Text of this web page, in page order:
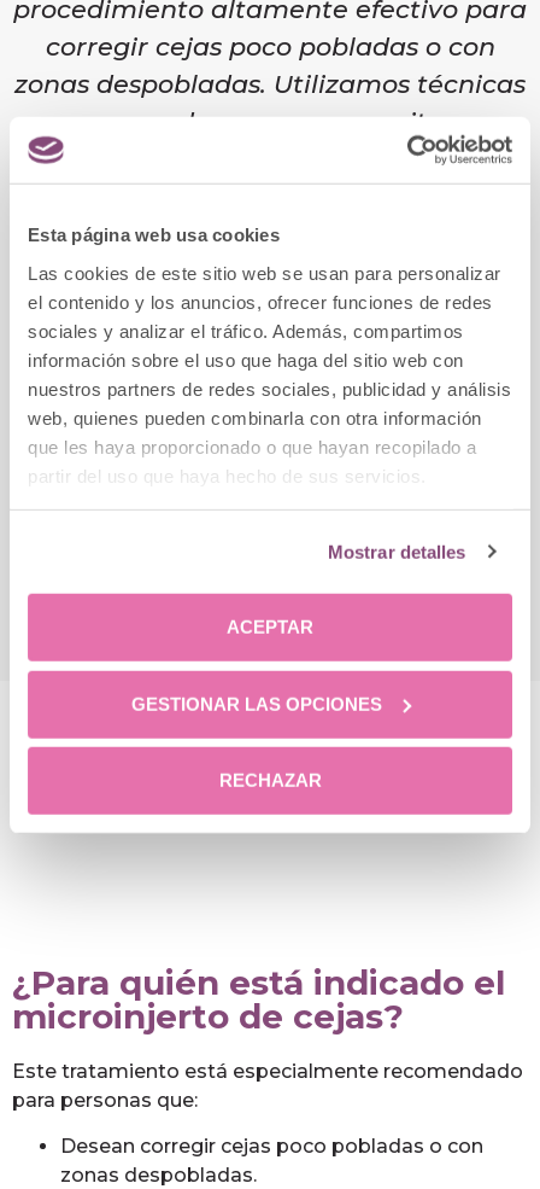
Esta página web usa cookies
Las cookies de este sitio web se usan para personalizar
el contenido y los anuncios, ofrecer funciones de redes
sociales y analizar el tráfico. Además, compartimos
información sobre el uso que haga del sitio web con
nuestros partners de redes sociales, publicidad y análisis
web, quienes pueden combinarla con otra información
que les haya proporcionado o que hayan recopilado a
partir del uso que haya hecho de sus servicios.
Mostrar detalles
ACEPTAR
GESTIONAR LAS OPCIONES
RECHAZAR
procedimiento altamente efectivo para
corregir cejas poco pobladas o con
zonas despobladas. Utilizamos técnicas
avanzadas que nos permiten
trasplantar cabellos de forma precisa,
duraderos. En Clínica Menorca, nos
aseguramos de diseñar un plan de
tratamiento personalizado para cada
paciente, teniendo en cuenta sus
características únicas y sus objetivos
estéticos. Nuestro objetivo es siempre
resaltar la belleza natural de cada
Dr. Ángel Martín
¿Qué opinan nuestros
¿Para quién está indicado el
microinjerto de cejas?
Este tratamiento está especialmente recomendado
para personas que:
Desean corregir cejas poco pobladas o con
zonas despobladas.